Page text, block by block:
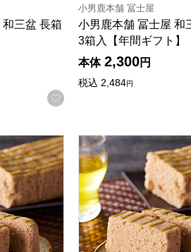
三盆 長箱
お気に入りに登録する
小男鹿本舗 冨士屋
小男鹿本舗 冨士屋 和
3箱入【年間ギフト】
本体 2,300円
税込 2,484円
小男鹿 半棹 2本入【年間ギフト】
小男鹿本舗 冨士屋